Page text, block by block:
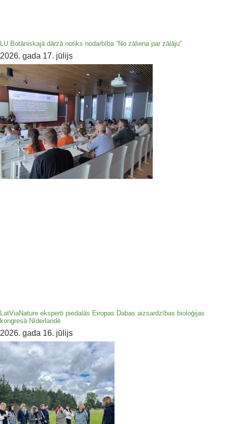
LU Botāniskajā dārzā notiks nodarbība “No zāliena par zālāju”
2026. gada 17. jūlijs
LatViaNature eksperti piedalās Eiropas Dabas aizsardzības bioloģijas
kongresā Nīderlandē
2026. gada 16. jūlijs